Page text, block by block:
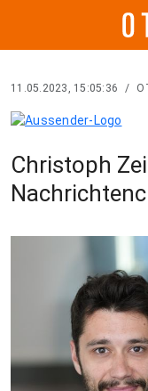
11.05.2023, 15:05:36 /
Christoph